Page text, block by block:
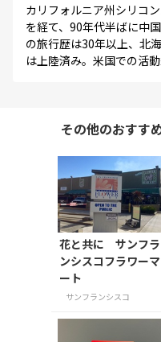
カリフォルニア州シリコ
を経て、90年代半ばに中
の旅行歴は30年以上、北
は上陸済み。米国での活
その他のおすす
花と共に サンフラ
ンシスコフラワーマ
ート
サンフランシスコ